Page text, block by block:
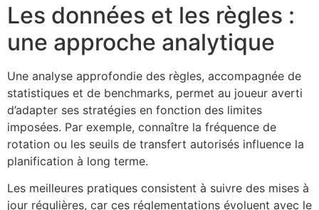
Les données et les règles :
une approche analytique
Une analyse approfondie des règles, accompagnée de
statistiques et de benchmarks, permet au joueur averti
d’adapter ses stratégies en fonction des limites
imposées. Par exemple, connaître la fréquence de
rotation ou les seuils de transfert autorisés influence la
planification à long terme.
Les meilleures pratiques consistent à suivre des mises à
jour régulières, car ces réglementations évoluent avec le